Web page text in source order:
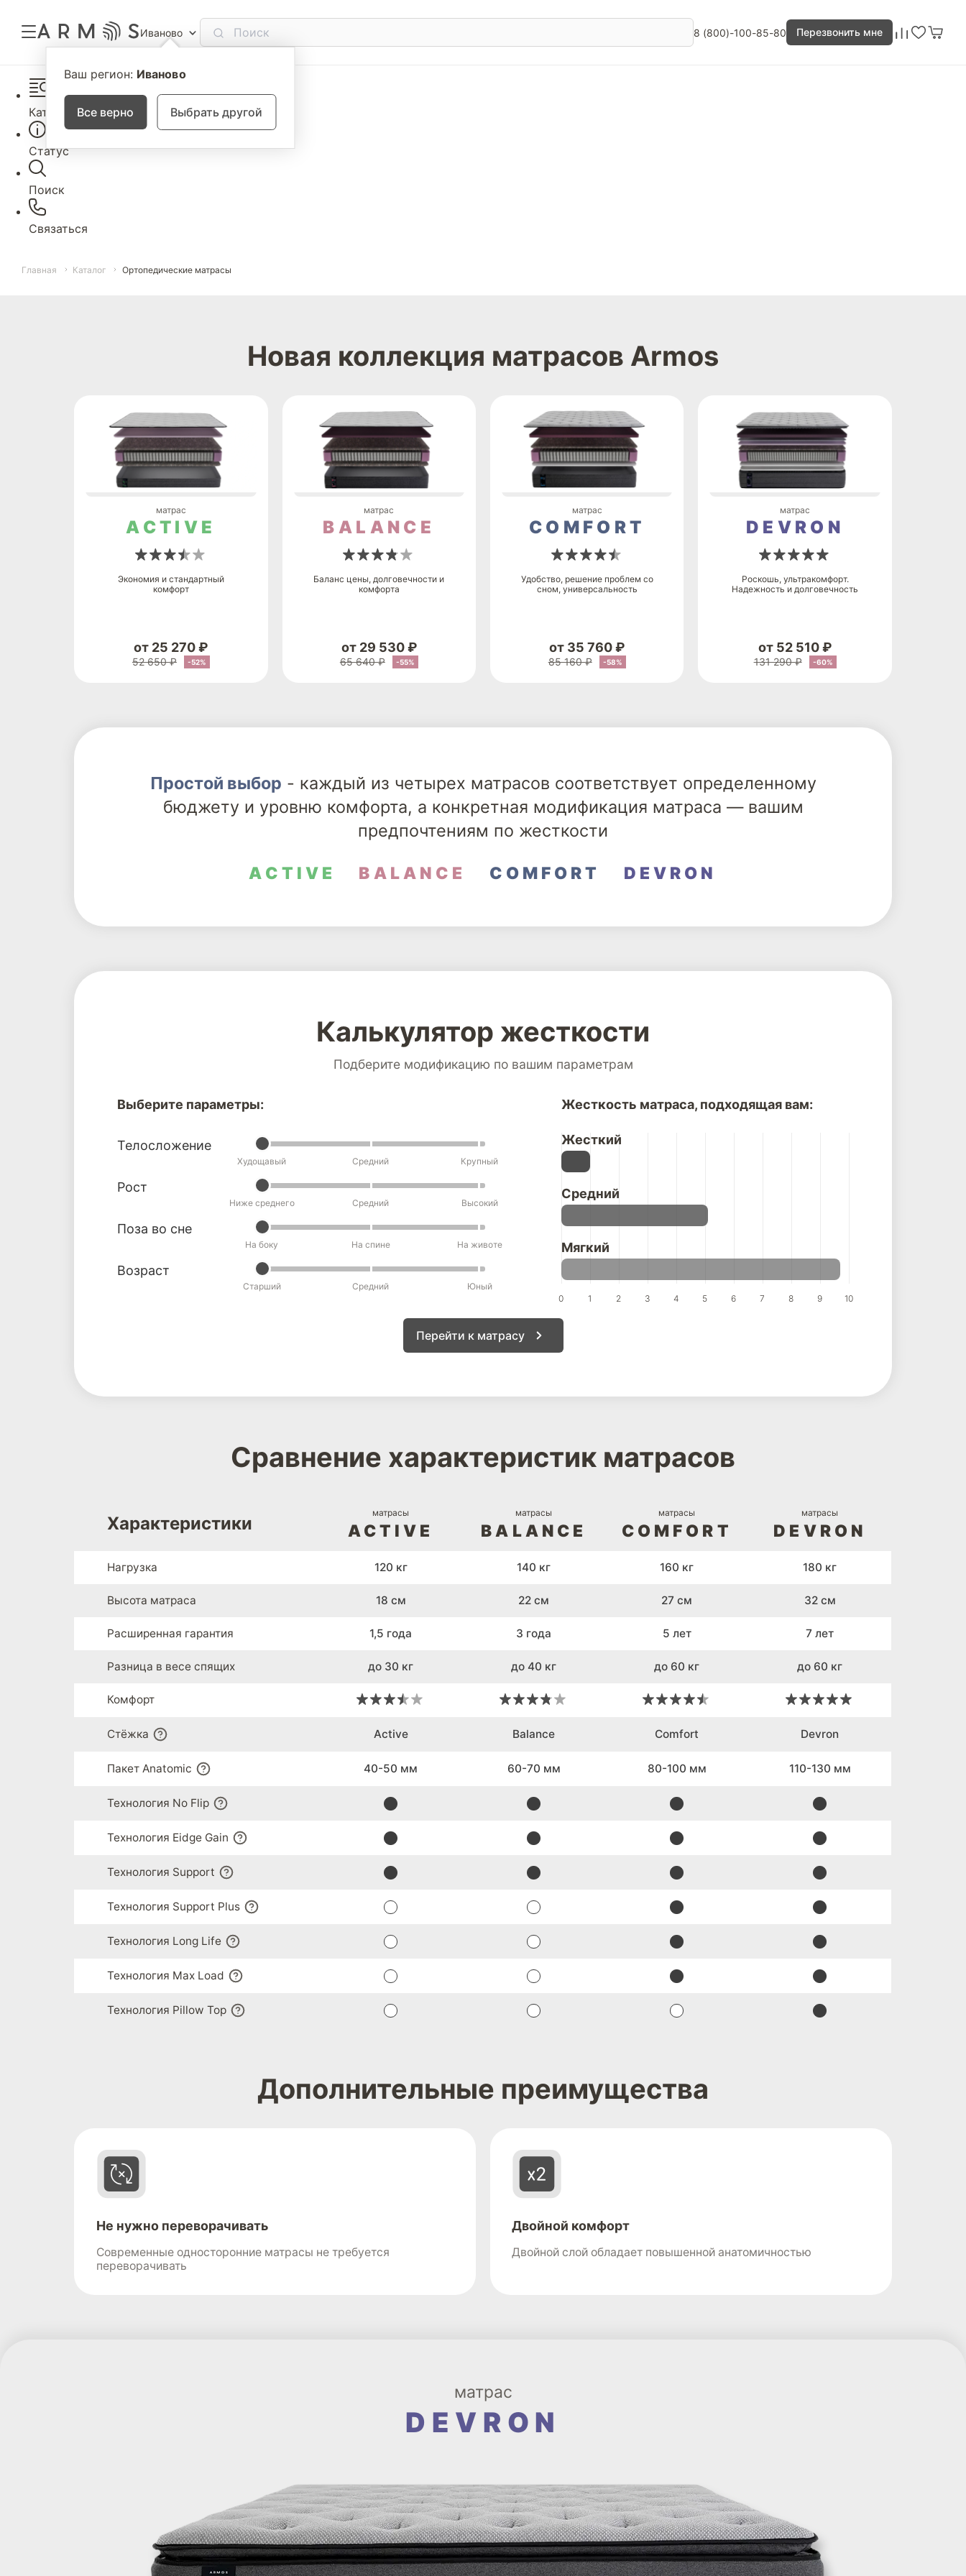
Иваново
Ваш регион: Иваново
Все верно Выбрать другой
8 (800)-100-85-80 Перезвонить мне
Каталог
Статус
Поиск
Связаться
Главная Каталог Ортопедические матрасы
Новая коллекция матрасов Armos
матрас
ACTIVE
Экономия и стандартный
комфорт
от 25 270 ₽
52 650 ₽ -52%
матрас
BALANCE
Баланс цены, долговечности и
комфорта
от 29 530 ₽
65 640 ₽ -55%
матрас
COMFORT
Удобство, решение проблем со
сном, универсальность
от 35 760 ₽
85 160 ₽ -58%
матрас
DEVRON
Роскошь, ультракомфорт.
Надежность и долговечность
от 52 510 ₽
131 290 ₽ -60%
Простой выбор - каждый из четырех матрасов соответствует определенному
бюджету и уровню комфорта, а конкретная модификация матраса — вашим
предпочтениям по жесткости
ACTIVE BALANCE COMFORT DEVRON
Калькулятор жесткости
Подберите модификацию по вашим параметрам
Выберите параметры:
Телосложение
Худощавый Средний Крупный
Рост
Ниже среднего Средний Высокий
Поза во сне
На боку На спине На животе
Возраст
Старший Средний Юный
Жесткость матраса, подходящая вам:
0 1 2 3 4 5 6 7 8 9 10
Жесткий
Средний
Мягкий
Перейти к матрасу
Сравнение характеристик матрасов
Характеристики
матрасы
ACTIVE
матрасы
BALANCE
матрасы
COMFORT
матрасы
DEVRON
Нагрузка 120 кг 140 кг 160 кг 180 кг
Высота матраса 18 см 22 см 27 см 32 см
Расширенная гарантия 1,5 года 3 года 5 лет 7 лет
Разница в весе спящих до 30 кг до 40 кг до 60 кг до 60 кг
Комфорт
Стёжка Active Balance Comfort Devron
Пакет Anatomic 40-50 мм 60-70 мм 80-100 мм 110-130 мм
Технология No Flip
Технология Eidge Gain
Технология Support
Технология Support Plus
Технология Long Life
Технология Max Load
Технология Pillow Top
Дополнительные преимущества
Не нужно переворачивать
Современные односторонние матрасы не требуется
переворачивать
Двойной комфорт
Двойной слой обладает повышенной анатомичностью
матрас
DEVRON